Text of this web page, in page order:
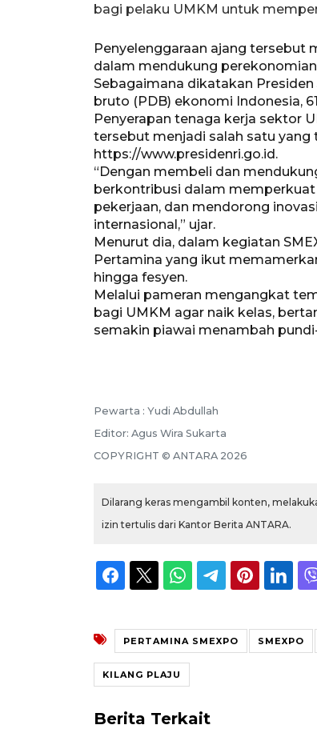
bagi pelaku UMKM untuk
Penyelenggaraan ajang tersebut
dalam mendukung
Sebagaimana dikatakan
bruto (PDB) ekonomi Indonesia,
Penyerapan tenaga kerja sektor
tersebut menjadi salah satu
https://www.presidenri.go.id.
“Dengan membeli dan
berkontribusi dalam
pekerjaan, dan mendorong
internasional,” ujar.
Menurut dia, dalam kegiatan
Pertamina yang ikut
hingga fesyen.
Melalui pameran mengangkat
bagi UMKM agar naik kelas,
semakin piawai menambah
Pewarta : Yudi Abdullah
Editor: Agus Wira Sukarta
COPYRIGHT © ANTARA 2026
Dilarang keras mengambil konten,
izin tertulis dari Kantor Berita ANTARA.
PERTAMINA SMEXPO SMEXPO
KILANG PLAJU
Berita Terkait